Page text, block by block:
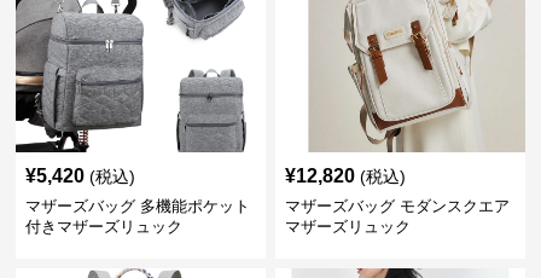
¥5,420 (税込)
マザーズバッグ 多機能ポケット
付きマザーズリュック
¥12,820 (税込)
マザーズバッグ モダンスクエア
マザーズリュック